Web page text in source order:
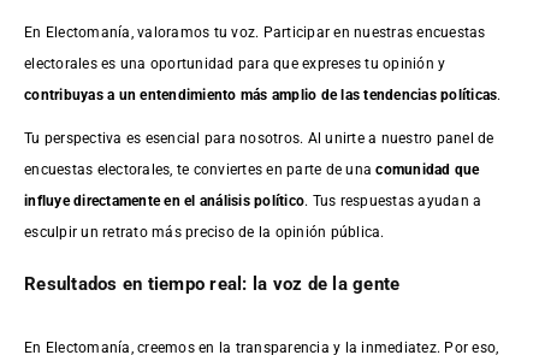
En Electomanía, valoramos tu voz. Participar en nuestras encuestas
electorales es una oportunidad para que expreses tu opinión y
contribuyas a un entendimiento más amplio de las tendencias políticas.
Tu perspectiva es esencial para nosotros. Al unirte a nuestro panel de
encuestas electorales, te conviertes en parte de unacomunidad que
influye directamente en el análisis político. Tus respuestas ayudan a
esculpir un retrato más preciso de la opinión pública.
Resultados en tiempo real: la voz de la gente
En Electomanía, creemos en la transparencia y la inmediatez. Por eso,